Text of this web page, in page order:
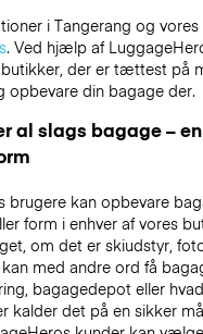
i Tangerang og
. Ved hjælp af
der er tættest på
opbevare din bagage der.
al slags bagage –
brugere kan opbevare
form i enhver af vores
om det er skiudstyr,
med andre ord få
bagagedepot eller
kalder det på en sikker